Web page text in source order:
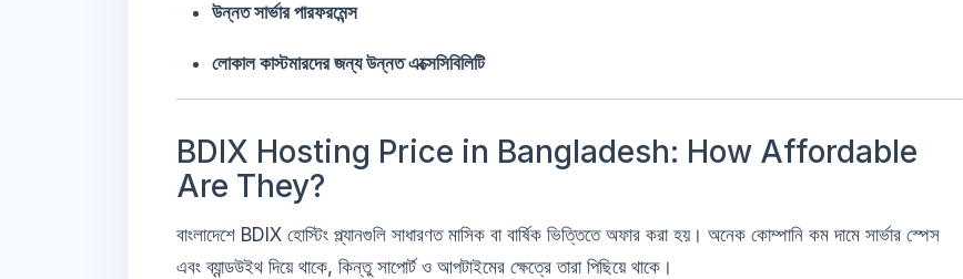
উন্নত সার্ভার পারফরমেন্স
লোকাল কাস্টমারদের জন্য উন্নত এক্সেসিবিলিটি
BDIX Hosting Price in Bangladesh: How Affordable
Are They?
বাংলাদেশে BDIX হোস্টিং প্ল্যানগুলি সাধারণত মাসিক বা বার্ষিক ভিত্তিতে অফার করা হয়। অনেক কোম্পানি কম দামে সার্ভার স্পেস
এবং ব্যান্ডউইথ দিয়ে থাকে, কিন্তু সাপোর্ট ও আপটাইমের ক্ষেত্রে তারা পিছিয়ে থাকে।